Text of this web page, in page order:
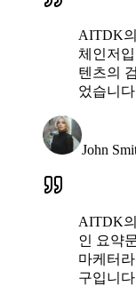
AITDK
체인저
텐츠의
었습니
John
AITDK
인 요약
마케터
구입니